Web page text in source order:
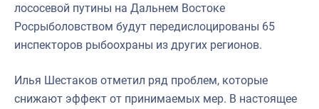
лососевой путины на Дальнем Востоке
Росрыболовством будут передислоцированы 65
инспекторов рыбоохраны из других регионов.
Илья Шестаков отметил ряд проблем, которые
снижают эффект от принимаемых мер. В настоящее